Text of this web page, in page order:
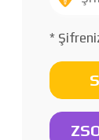
*